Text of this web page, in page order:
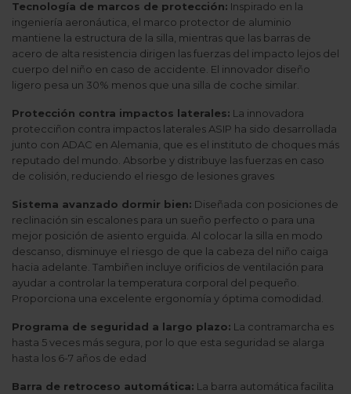
Tecnología de marcos de protección: Inspirado en la
ingeniería aeronáutica, el marco protector de aluminio
mantiene la estructura de la silla, mientras que las barras de
acero de alta resistencia dirigen las fuerzas del impacto lejos del
cuerpo del niño en caso de accidente. El innovador diseño
ligero pesa un 30% menos que una silla de coche similar.
Protección contra impactos laterales: La innovadora
protecciñon contra impactos laterales ASIP ha sido desarrollada
junto con ADAC en Alemania, que es el instituto de choques más
reputado del mundo. Absorbe y distribuye las fuerzas en caso
de colisión, reduciendo el riesgo de lesiones graves
Sistema avanzado dormir bien: Diseñada con posiciones de
reclinación sin escalones para un sueño perfecto o para una
mejor posición de asiento erguida. Al colocar la silla en modo
descanso, disminuye el riesgo de que la cabeza del niño caiga
hacia adelante. Tambiñen incluye orificios de ventilación para
ayudar a controlar la temperatura corporal del pequeño.
Proporciona una excelente ergonomía y óptima comodidad.
Programa de seguridad a largo plazo: La contramarcha es
hasta 5 veces más segura, por lo que esta seguridad se alarga
hasta los 6-7 años de edad
Barra de retroceso automática: La barra automática facilita